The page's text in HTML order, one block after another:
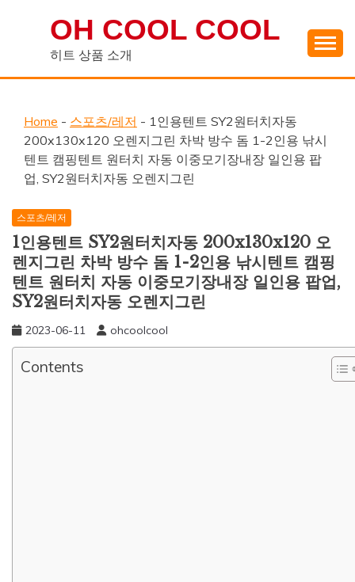
OH COOL COOL
히트 상품 소개
Home - 스포츠/레저 - 1인용텐트 SY2원터치자동
200x130x120 오렌지그린 차박 방수 돔 1-2인용 낚시
텐트 캠핑텐트 원터치 자동 이중모기장내장 일인용 팝
업, SY2원터치자동 오렌지그린
스포츠/레저
1인용텐트 SY2원터치자동 200x130x120 오
렌지그린 차박 방수 돔 1-2인용 낚시텐트 캠핑
텐트 원터치 자동 이중모기장내장 일인용 팝업,
SY2원터치자동 오렌지그린
2023-06-11 ohcoolcool
Contents